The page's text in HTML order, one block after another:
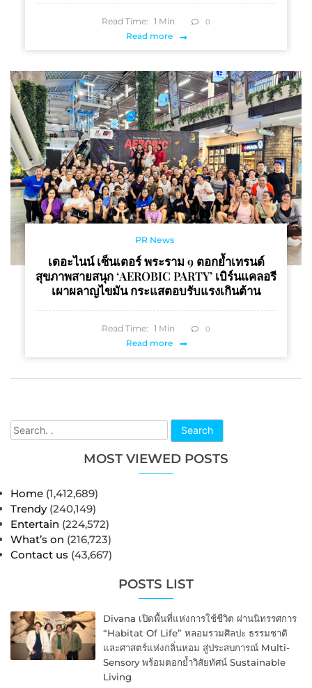
Search
MOST VIEWED POSTS
Home (1,412,689)
Trendy (240,149)
Entertain (224,572)
What’s on (216,723)
Contact us (43,667)
POSTS LIST
Divana เปิดพื้นที่แห่งการใช้ชีวิต ผ่านนิทรรศการ
“Habitat Of Life” หลอมรวมศิลปะ ธรรมชาติ
และศาสตร์แห่งกลิ่นหอม สู่ประสบการณ์ Multi-
Sensory พร้อมตอกย้ำวิสัยทัศน์ Sustainable
Living
Read Time: 1 Min 0
Read more
PR News
เดอะไนน์ เซ็นเตอร์ พระราม 9 ตอกย้ำเทรนด์
สุขภาพสายสนุก ‘AEROBIC PARTY’ เบิร์นแคลอรี
เผาผลาญไขมัน กระแสตอบรับแรงเกินต้าน
Read Time: 1 Min 0
Read more